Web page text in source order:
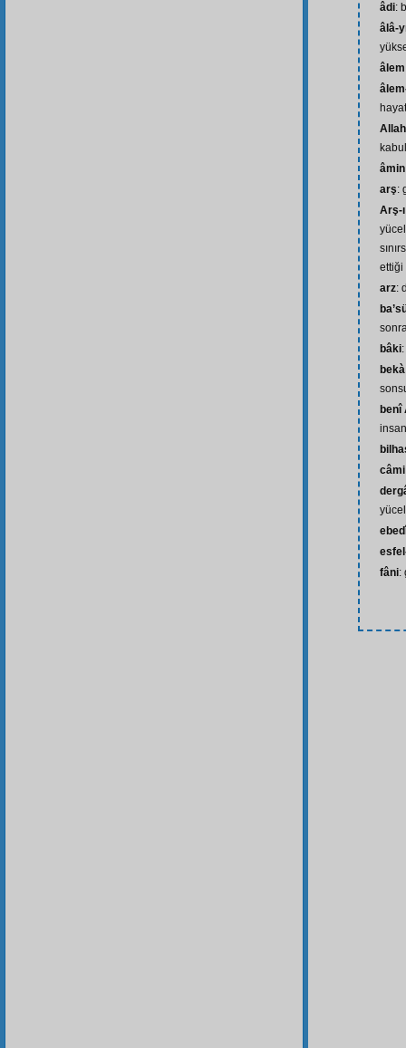
âdi:
âlâ-
âlem
âmin
arş:
Arş-
ettiği
arz:
bâki
bekà
benî
câmi
fâni: